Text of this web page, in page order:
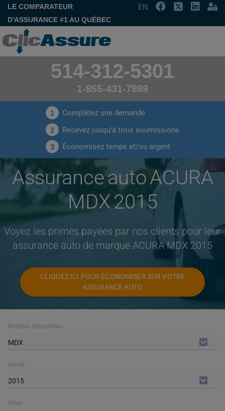
LE COMPARATEUR
D'ASSURANCE #1 AU QUÉBEC
EN
514-312-5301
1-855-431-7869
1 Complétez une demande
2 Recevez jusqu'à trois soumissions
3 Économisez temps et/ou argent
Assurance auto ACURA
MDX 2015
Voyez les primes payées par nos clients pour leur
assurance auto de marque ACURA MDX 2015
CLIQUEZ ICI POUR ÉCONOMISER SUR VOTRE
ASSURANCE AUTO
Modèles disponibles
MDX
Année
2015
Villes